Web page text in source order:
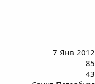
7 Янв 2012
85
43